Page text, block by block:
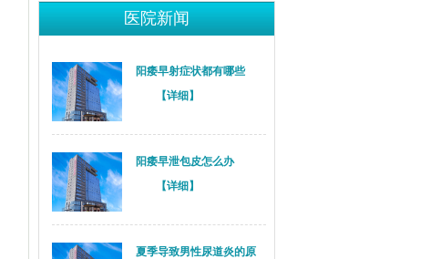
医院新闻
阳痿早射症状都有哪些
【详细】
阳痿早泄包皮怎么办
【详细】
夏季导致男性尿道炎的原